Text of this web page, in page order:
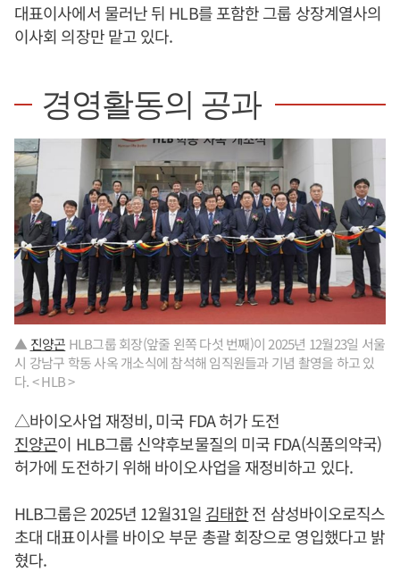
대표이사에서 물러난 뒤 HLB를 포함한 그룹 상장계열사의
이사회 의장만 맡고 있다.
경영활동의 공과
▲ 진양곤 HLB그룹 회장(앞줄 왼쪽 다섯 번째)이 2025년 12월23일 서울
시 강남구 학동 사옥 개소식에 참석해 임직원들과 기념 촬영을 하고 있
다. < HLB >
△바이오사업 재정비, 미국 FDA 허가 도전
진양곤이 HLB그룹 신약후보물질의 미국 FDA(식품의약국)
허가에 도전하기 위해 바이오사업을 재정비하고 있다.
HLB그룹은 2025년 12월31일 김태한전 삼성바이오로직스
초대 대표이사를 바이오 부문 총괄 회장으로 영입했다고 밝
혔다.